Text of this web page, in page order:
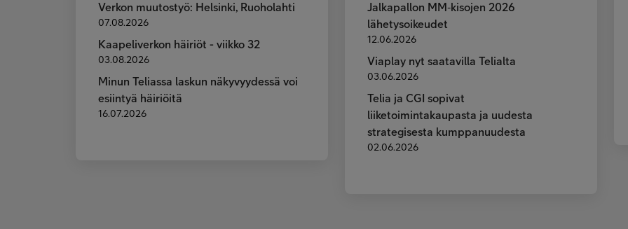
Verkon muutostyö: Helsinki, Ruoholahti
07.08.2026
Kaapeliverkon häiriöt - viikko 32
03.08.2026
Minun Teliassa laskun näkyvyydessä voi
esiintyä häiriöitä
16.07.2026
Jalkapallon MM‑kisojen 2026
lähetysoikeudet
12.06.2026
Viaplay nyt saatavilla Telialta
03.06.2026
Telia ja CGI sopivat
liiketoimintakaupasta ja uudesta
strategisesta kumppanuudesta
02.06.2026